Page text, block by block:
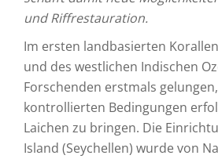
und Riffrestauration.
Im ersten landbasierten
und des westlichen Indischen
Forschenden erstmals
kontrollierten Bedingungen
Laichen zu bringen. Die
Island (Seychellen) wurde von